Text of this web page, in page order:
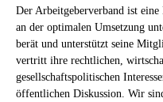
Der Arbeitgeberverband ist
an der optimalen Umsetzung
berät und unterstützt seine
vertritt ihre rechtlichen,
gesellschaftspolitischen
öffentlichen Diskussion. Wir